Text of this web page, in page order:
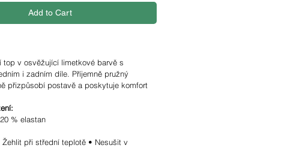
Add to Cart
top v osvěžující limetkové barvě s
i zadním díle. Příjemně pružný
přizpůsobí postavě a poskytuje komfort
% elastan
Žehlit při střední teplotě • Nesušit v